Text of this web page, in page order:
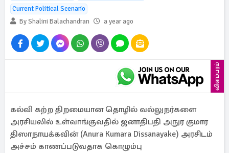
Current Political Scenario
By Shalini Balachandran
a year ago
விளம்பரம்
கல்வி கற்ற திறமையான தொழில் வல்லுநர்களை
அரசியலில் உள்வாங்குவதில் ஜனாதிபதி அநுர குமார
திஸாநாயக்கவின் (Anura Kumara Dissanayake) அரசிடம்
அச்சம் காணப்படுவதாக கொழும்பு